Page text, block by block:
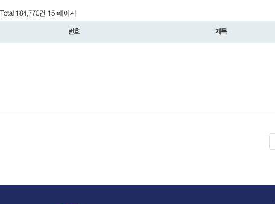
Total 184,770건 15 페이지
번호 제목